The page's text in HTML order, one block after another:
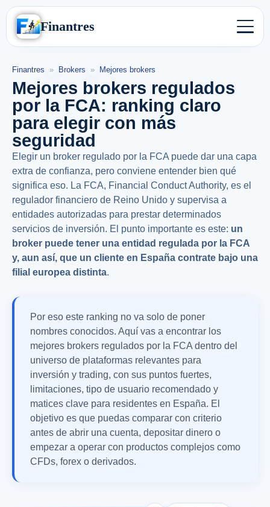
Finantres
Finantres » Brokers » Mejores brokers
Mejores brokers regulados
por la FCA: ranking claro
para elegir con más
seguridad
Elegir un broker regulado por la FCA puede dar una capa
extra de confianza, pero conviene entender bien qué
significa eso. La FCA, Financial Conduct Authority, es el
regulador financiero de Reino Unido y supervisa a
entidades autorizadas para prestar determinados
servicios de inversión. El punto importante es este: un
broker puede tener una entidad regulada por la FCA
y, aun así, que un cliente en España contrate bajo una
filial europea distinta.
Por eso este ranking no va solo de poner
nombres conocidos. Aquí vas a encontrar los
mejores brokers regulados por la FCA dentro del
universo de plataformas relevantes para
inversión y trading, con sus puntos fuertes,
limitaciones, tipo de usuario recomendado y
matices clave para residentes en España. El
objetivo es que puedas comparar con criterio
antes de abrir una cuenta, depositar dinero o
empezar a operar con productos complejos como
CFDs, forex o derivados.